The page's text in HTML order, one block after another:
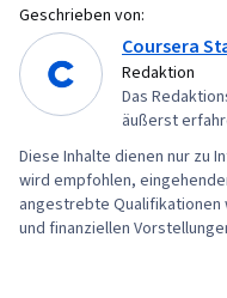
Geschrieben von:
Coursera
Redaktion
Das
äußerst
Diese Inhalte dienen nur zu
wird empfohlen,
angestrebte
und finanziellen